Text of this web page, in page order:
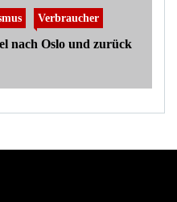
Verbraucher
nach Oslo und zurück